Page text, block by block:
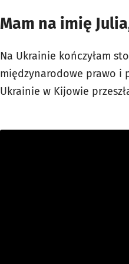
Mam na imię
Na Ukrainie kończyłam
międzynarodowe prawo i
Ukrainie w Kijowie